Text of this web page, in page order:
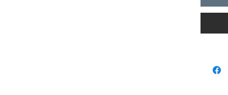
Roue
Roue